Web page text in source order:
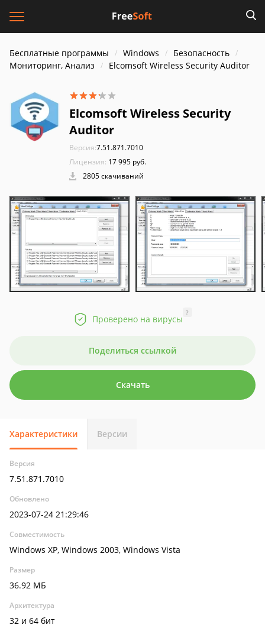
Бесплатные программы Windows
Безопасность
Мониторинг, Анализ
Elcomsoft Wireless Security Auditor
Elcomsoft Wireless Security
Auditor
Версия:7.51.871.7010
Лицензия: 17 995 руб.
2805 скачиваний
Проверено на вирусы
?
Поделиться ссылкой
Скачать
Характеристики Версии
Версия
7.51.871.7010
Обновлено
2023-07-24 21:29:46
Совместимость
Windows XP, Windows 2003, Windows Vista
Размер
36.92 МБ
Архитектура
32 и 64 бит